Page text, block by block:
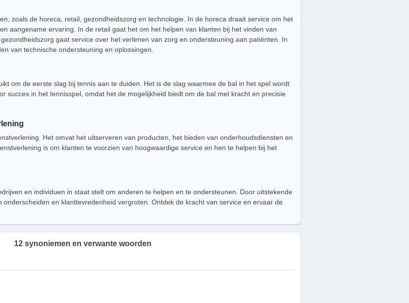
zoals de horeca, retail, gezondheidszorg en technologie. In de horeca draait service om het
aangename ervaring. In de retail gaat het om het helpen van klanten bij het vinden van
gaat service over het verlenen van zorg en ondersteuning aan patiënten. In
van technische ondersteuning en oplossingen.
om de eerste slag bij tennis aan te duiden. Het is de slag waarmee de bal in het spel wordt
succes in het tennisspel, omdat het de mogelijkheid biedt om de bal met kracht en precisie
Het omvat het uitserveren van producten, het bieden van onderhoudsdiensten en
is om klanten te voorzien van hoogwaardige service en hen te helpen bij het
en individuen in staat stelt om anderen te helpen en te ondersteunen. Door uitstekende
en klanttevredenheid vergroten. Ontdek de kracht van service en ervaar de
12 synoniemen en verwante woorden